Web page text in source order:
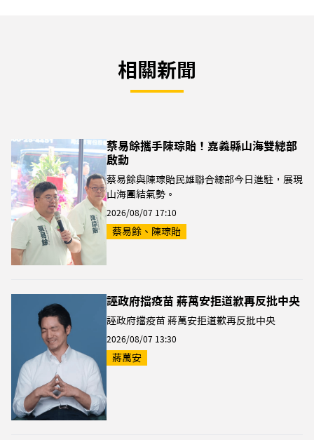
相關新聞
蔡易餘攜手陳琮貽！嘉義縣山海雙總部
啟動
蔡易餘與陳琮貽民雄聯合總部今日進駐，展現
山海團結氣勢。
2026/08/07 17:10
蔡易餘、陳琮貽
誣政府擋疫苗 蔣萬安拒道歉再反批中央
誣政府擋疫苗 蔣萬安拒道歉再反批中央
2026/08/07 13:30
蔣萬安